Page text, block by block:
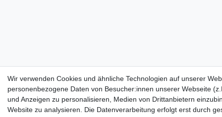
Wir verwenden Cookies und ähnliche Technologien auf unserer
personenbezogene Daten von Besucher:innen unserer Webseite
und Anzeigen zu personalisieren, Medien von Drittanbietern
Website zu analysieren. Die Datenverarbeitung erfolgt erst durch